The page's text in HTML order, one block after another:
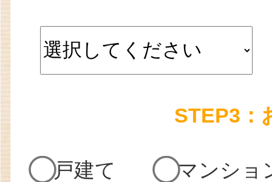
STEP3：
戸建て マンショ